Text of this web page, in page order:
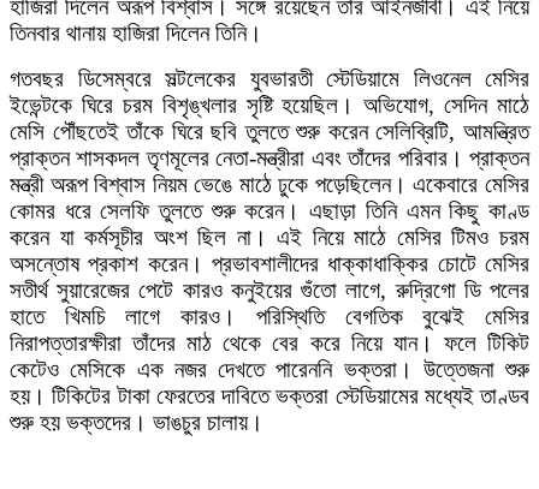
হাজিরা দিলেন অরূপ বিশ্বাস। সঙ্গে রয়েছেন তাঁর আইনজীবী। এই নিয়ে
তিনবার থানায় হাজিরা দিলেন তিনি।
গতবছর ডিসেম্বরে সল্টলেকের যুবভারতী স্টেডিয়ামে লিওনেল মেসির
ইভেন্টকে ঘিরে চরম বিশৃঙ্খলার সৃষ্টি হয়েছিল। অভিযোগ, সেদিন মাঠে
মেসি পৌঁছতেই তাঁকে ঘিরে ছবি তুলতে শুরু করেন সেলিব্রিটি, আমন্ত্রিত
প্রাক্তন শাসকদল তৃণমূলের নেতা-মন্ত্রীরা এবং তাঁদের পরিবার। প্রাক্তন
মন্ত্রী অরূপ বিশ্বাস নিয়ম ভেঙে মাঠে ঢুকে পড়েছিলেন। একেবারে মেসির
কোমর ধরে সেলফি তুলতে শুরু করেন। এছাড়া তিনি এমন কিছু কাণ্ড
করেন যা কর্মসূচীর অংশ ছিল না। এই নিয়ে মাঠে মেসির টিমও চরম
অসন্তোষ প্রকাশ করেন। প্রভাবশালীদের ধাক্কাধাক্কির চোটে মেসির
সতীর্থ সুয়ারেজের পেটে কারও কনুইয়ের গুঁতো লাগে, রুদ্রিগো ডি পলের
হাতে খিমচি লাগে কারও। পরিস্থিতি বেগতিক বুঝেই মেসির
নিরাপত্তারক্ষীরা তাঁদের মাঠ থেকে বের করে নিয়ে যান। ফলে টিকিট
কেটেও মেসিকে এক নজর দেখতে পারেননি ভক্তরা। উত্তেজনা শুরু
হয়। টিকিটের টাকা ফেরতের দাবিতে ভক্তরা স্টেডিয়ামের মধ্যেই তাণ্ডব
শুরু হয় ভক্তদের। ভাঙচুর চালায়।